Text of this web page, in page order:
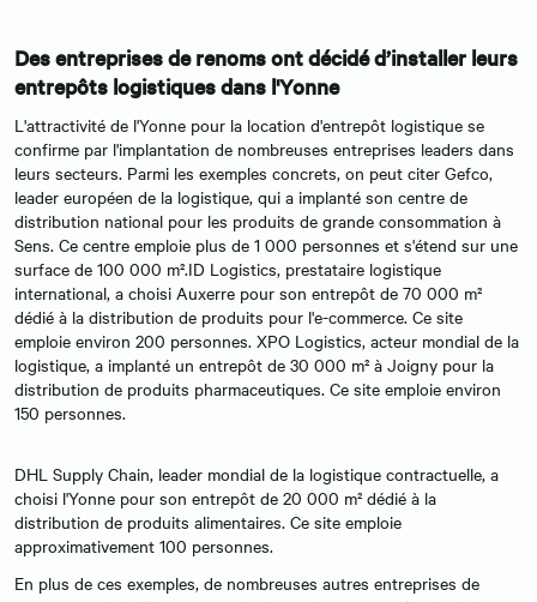
Des entreprises de renoms ont décidé d’installer leurs
entrepôts logistiques dans l'Yonne
L'attractivité de l'Yonne pour la location d'entrepôt logistique se
confirme par l'implantation de nombreuses entreprises leaders dans
leurs secteurs. Parmi les exemples concrets, on peut citer Gefco,
leader européen de la logistique, qui a implanté son centre de
distribution national pour les produits de grande consommation à
Sens. Ce centre emploie plus de 1 000 personnes et s'étend sur une
surface de 100 000 m².ID Logistics, prestataire logistique
international, a choisi Auxerre pour son entrepôt de 70 000 m²
dédié à la distribution de produits pour l'e-commerce. Ce site
emploie environ 200 personnes. XPO Logistics, acteur mondial de la
logistique, a implanté un entrepôt de 30 000 m² à Joigny pour la
distribution de produits pharmaceutiques. Ce site emploie environ
150 personnes.
DHL Supply Chain, leader mondial de la logistique contractuelle, a
choisi l'Yonne pour son entrepôt de 20 000 m² dédié à la
distribution de produits alimentaires. Ce site emploie
approximativement 100 personnes.
En plus de ces exemples, de nombreuses autres entreprises de